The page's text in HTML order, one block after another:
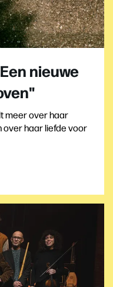
nieuwe
meer over haar
over haar liefde voor